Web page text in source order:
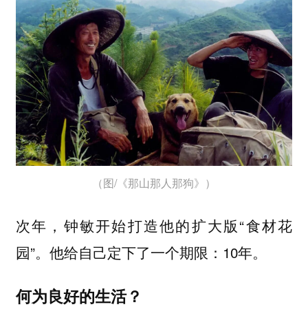
（图/《那山那人那狗》）
次年，钟敏开始打造他的扩大版“食材花
园”。他给自己定下了一个期限：10年。
何为良好的生活？